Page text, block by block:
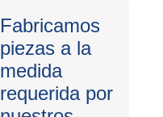
Fabricamos
piezas a la
medida
requerida por